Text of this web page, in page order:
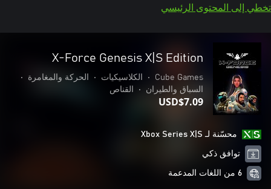
تخطي إلى المحتوى الرئيسي
X-Force Genesis X|S Edition
Cube Games
• الكلاسيكيات • الحركة والمغامرة
•
السباق والطيران
• القناص
USD$7.09
محسّنة لـ Xbox Series X|S
توافق ذكي
6 من اللغات المدعمة